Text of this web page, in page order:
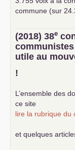
commune (sur
(2018) 38e
utile au
!
L’ensemble des
ce site
lire la rubrique du
et quelques